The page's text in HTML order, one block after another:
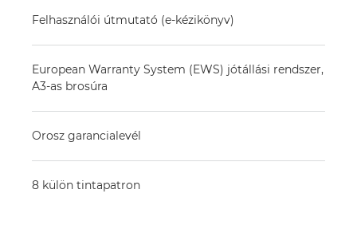
Felhasználói útmutató (e-kézikönyv)
European Warranty System (EWS) jótállási rendszer,
A3-as brosúra
Orosz garancialevél
8 külön tintapatron